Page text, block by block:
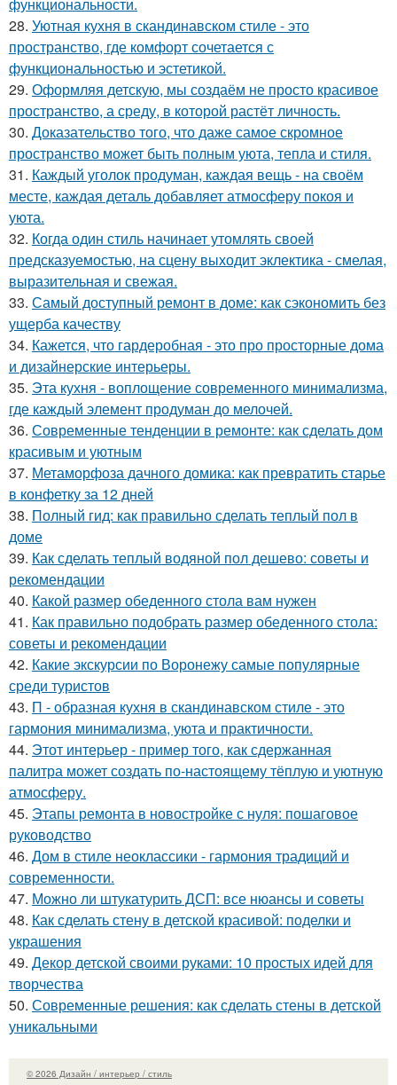
28. Уютная кухня в скандинавском стиле - это
пространство, где комфорт сочетается с
функциональностью и эстетикой.
29. Оформляя детскую, мы создаём не просто красивое
пространство, а среду, в которой растёт личность.
30. Доказательство того, что даже самое скромное
пространство может быть полным уюта, тепла и стиля.
31. Каждый уголок продуман, каждая вещь - на своём
месте, каждая деталь добавляет атмосферу покоя и
уюта.
32. Когда один стиль начинает утомлять своей
предсказуемостью, на сцену выходит эклектика - смелая,
выразительная и свежая.
33. Самый доступный ремонт в доме: как сэкономить без
ущерба качеству
34. Кажется, что гардеробная - это про просторные дома
и дизайнерские интерьеры.
35. Эта кухня - воплощение современного минимализма,
где каждый элемент продуман до мелочей.
36. Современные тенденции в ремонте: как сделать дом
красивым и уютным
37. Метаморфоза дачного домика: как превратить старье
в конфетку за 12 дней
38. Полный гид: как правильно сделать теплый пол в
доме
39. Как сделать теплый водяной пол дешево: советы и
рекомендации
40. Какой размер обеденного стола вам нужен
41. Как правильно подобрать размер обеденного стола:
советы и рекомендации
42. Какие экскурсии по Воронежу самые популярные
среди туристов
43. П - образная кухня в скандинавском стиле - это
гармония минимализма, уюта и практичности.
44. Этот интерьер - пример того, как сдержанная
палитра может создать по-настоящему тёплую и уютную
атмосферу.
45. Этапы ремонта в новостройке с нуля: пошаговое
руководство
46. Дом в стиле неоклассики - гармония традиций и
современности.
47. Можно ли штукатурить ДСП: все нюансы и советы
48. Как сделать стену в детской красивой: поделки и
украшения
49. Декор детской своими руками: 10 простых идей для
творчества
50. Современные решения: как сделать стены в детской
уникальными
© 2026 Дизайн / интерьер / стиль